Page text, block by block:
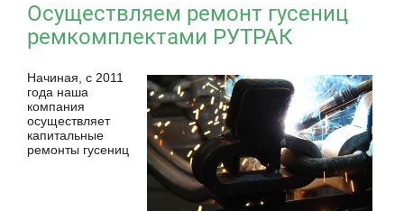
Осуществляем ремонт гусениц
ремкомплектами РУТРАК
Начиная, с 2011
года наша
компания
осуществляет
капитальные
ремонты гусениц